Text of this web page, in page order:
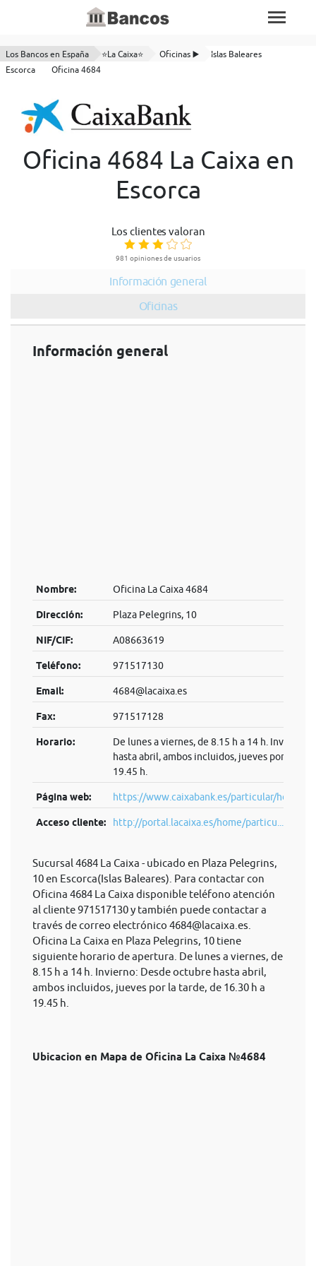
Los Bancos en España ⭐La Caixa⭐ Oficinas ▶️
Islas Baleares
Escorca
Oficina 4684
Oficina 4684 La Caixa en
Escorca
Los clientes valoran
981 opiniones de usuarios
Información general
Oficinas
Información general
Nombre: Oficina La Caixa 4684
Dirección: Plaza Pelegrins, 10
NIF/CIF: A08663619
Teléfono: 971517130
Email: 4684@lacaixa.es
Fax: 971517128
Horario:
De lunes a viernes, de 8.15 h a 14 h. Invierno:
hasta abril, ambos incluidos, jueves por la
19.45 h.
Página web: https://www.caixabank.es/particular/home/
Acceso cliente: http://portal.lacaixa.es/home/particu...
Sucursal 4684 La Caixa - ubicado en Plaza Pelegrins,
10 en Escorca(Islas Baleares). Para contactar con
Oficina 4684 La Caixa disponible teléfono atención
al cliente 971517130 y también puede contactar a
través de correo electrónico 4684@lacaixa.es
Oficina La Caixa en Plaza Pelegrins, 10 tiene
siguiente horario de apertura. De lunes a viernes, de
8.15 h a 14 h. Invierno: Desde octubre hasta abril,
ambos incluidos, jueves por la tarde, de 16.30 h a
19.45 h.
Ubicacion en Mapa de Oficina La Caixa №4684